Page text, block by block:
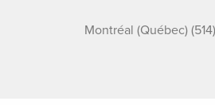
Montréal (Québec)